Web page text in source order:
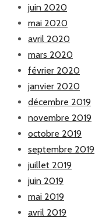
juin 2020
mai 2020
avril 2020
mars 2020
février 2020
janvier 2020
décembre 2019
novembre 2019
octobre 2019
septembre 2019
juillet 2019
juin 2019
mai 2019
avril 2019